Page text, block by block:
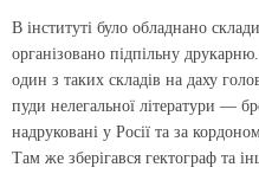
В інституті було обладнано
організовано підпільну
один з таких складів на даху
пуди нелегальної літератури —
надруковані у Росії та за
Там же зберігався гектограф та